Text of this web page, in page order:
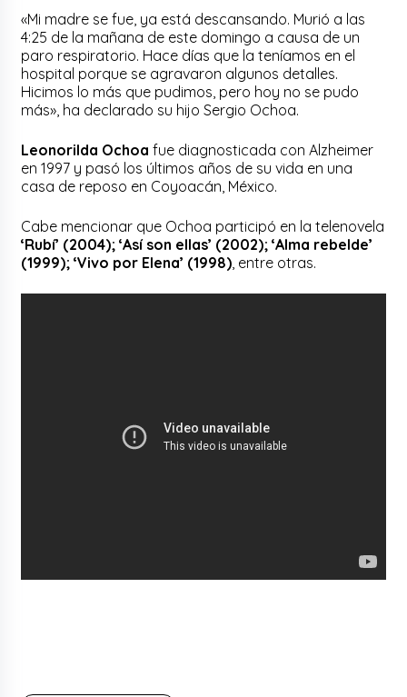
«Mi madre se fue, ya está descansando. Murió a las
4:25 de la mañana de este domingo a causa de un
paro respiratorio. Hace días que la teníamos en el
hospital porque se agravaron algunos detalles.
Hicimos lo más que pudimos, pero hoy no se pudo
más», ha declarado su hijo Sergio Ochoa.
Leonorilda Ochoa fue diagnosticada con Alzheimer
en 1997 y pasó los últimos años de su vida en una
casa de reposo en Coyoacán, México.
Cabe mencionar que Ochoa participó en la telenovela
‘Rubí’ (2004); ‘Así son ellas’ (2002); ‘Alma rebelde’
(1999); ‘Vivo por Elena’ (1998) , entre otras.